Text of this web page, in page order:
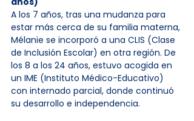
A los 7 años, tras una mudanza para
estar más cerca de su familia materna,
Mélanie se incorporó a una CLIS (Clase
de Inclusión Escolar) en otra región. De
los 8 a los 24 años, estuvo acogida en
un IME (Instituto Médico-Educativo)
con internado parcial, donde continuó
su desarrollo e independencia.